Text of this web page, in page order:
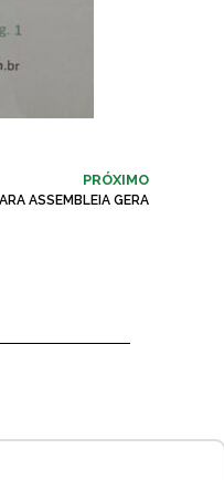
PRÓXIMO
ASSEMBLEIA GERA